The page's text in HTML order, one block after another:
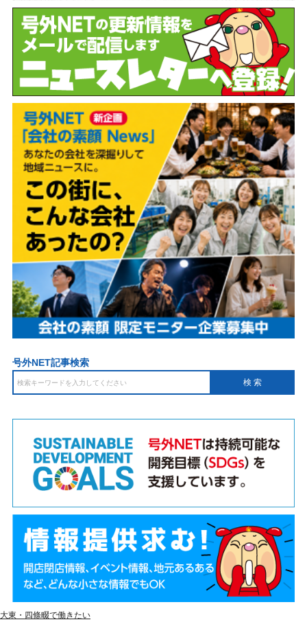
号外NET記事検索
大東・四條畷で働きたい